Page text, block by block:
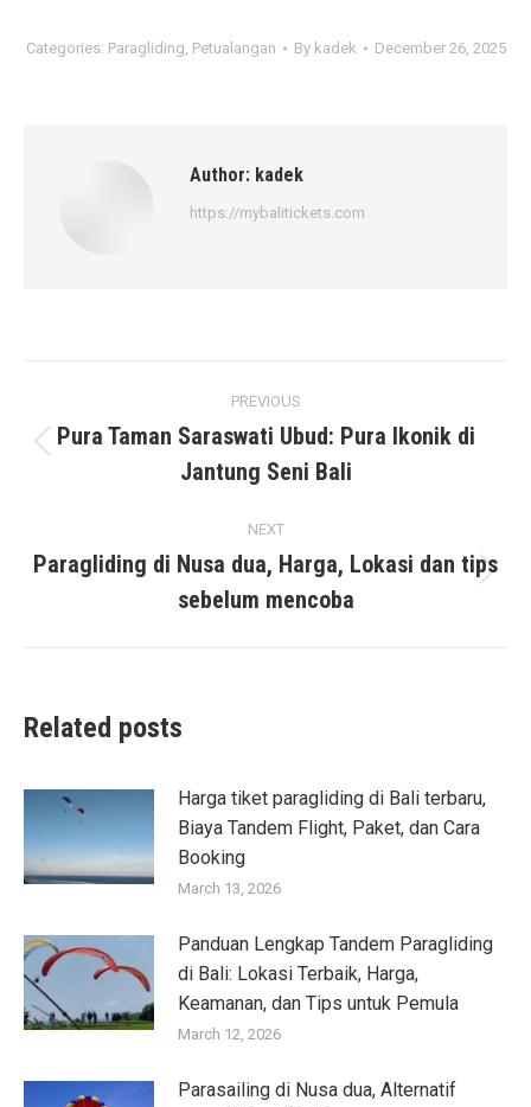
Categories: Paragliding, Petualangan By kadek December 26, 2025
Author: kadek
https://mybalitickets.com
navigation
PREVIOUS
post:
Pura Taman Saraswati Ubud: Pura Ikonik di
Jantung Seni Bali
NEXT
Next
post:
Paragliding di Nusa dua, Harga, Lokasi dan tips
sebelum mencoba
Related posts
Harga tiket paragliding di Bali terbaru,
Biaya Tandem Flight, Paket, dan Cara
Booking
March 13, 2026
Panduan Lengkap Tandem Paragliding
di Bali: Lokasi Terbaik, Harga,
Keamanan, dan Tips untuk Pemula
March 12, 2026
Parasailing di Nusa dua, Alternatif